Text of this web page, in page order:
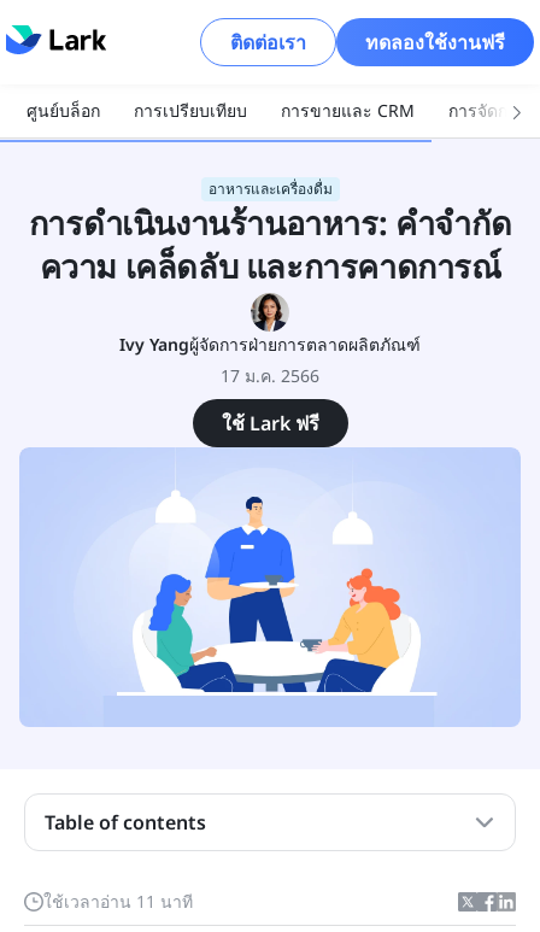
ติดต่อเรา ทดลองใช้งานฟรี
ศูนย์บล็อก การเปรียบเทียบ การขายและ CRM การจัดการ
อาหารและเครื่องดื่ม
การดำเนินงานร้านอาหาร: คำจำกัด
ความ เคล็ดลับ และการคาดการณ์
Ivy Yangผู้จัดการฝ่ายการตลาดผลิตภัณฑ์
17 ม.ค. 2566
ใช้ Lark ฟรี
ใช้เวลาอ่าน 11 นาที
Table of contents
การดำเนินงานของร้านอาหารคืออะไร?